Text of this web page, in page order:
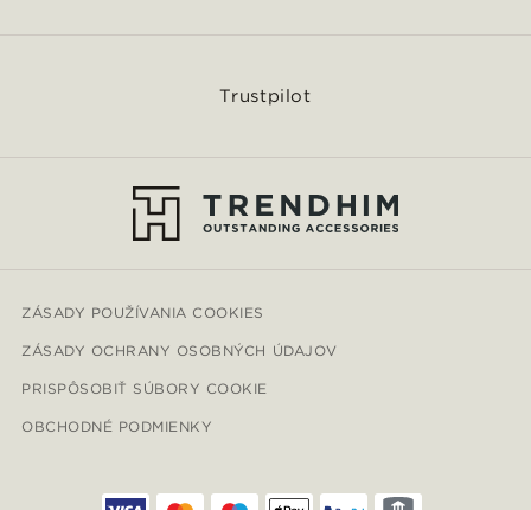
Trustpilot
ZÁSADY POUŽÍVANIA COOKIES
ZÁSADY OCHRANY OSOBNÝCH ÚDAJOV
PRISPÔSOBIŤ SÚBORY COOKIE
OBCHODNÉ PODMIENKY